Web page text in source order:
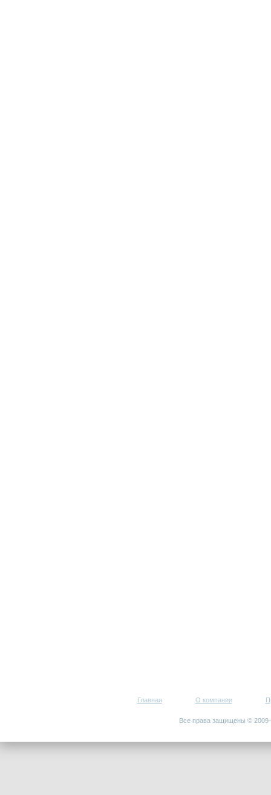
Главная О компании
Все права защищены ©